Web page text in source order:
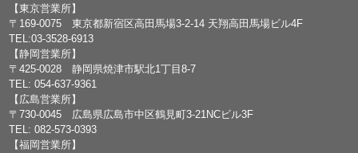
【東京営業所】
〒169-0075 東京都新宿区高田馬場3-2-14 天翔高田馬場ビル4F
TEL:03-3528-6913
【静岡営業所】
〒425-0028 静岡県焼津市駅北1丁目8-7
TEL: 054-637-9361
【広島営業所】
〒730-0045 広島県広島市中区鶴見町3-21NCビル3F
TEL: 082-573-0393
【福岡営業所】